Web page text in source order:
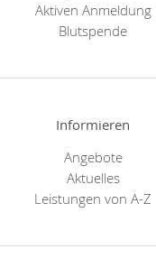
Aktiven Anmeldung
Blutspende
Informieren
Angebote
Aktuelles
Leistungen von A-Z